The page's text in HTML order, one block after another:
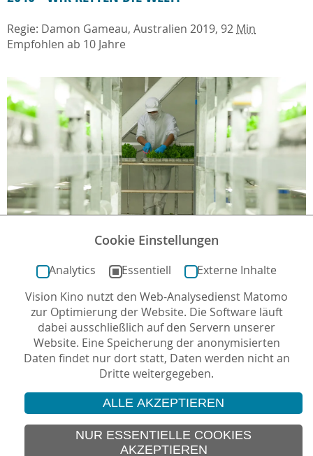
Regie: Damon Gameau, Australien 2019, 92 Min
Empfohlen ab 10 Jahre
10 MILLIARDEN - WIE WERDEN WIR ALLE SATT?
Regie: Valentin Thurn, Deutschland 2015, 107Min
Empfohlen ab 13 Jahre
© 2026 Vision Kino
IMPRESSUM
Cookie Einstellungen
Analytics Essentiell
Externe Inhalte
Vision Kino nutzt den Web-Analysedienst Matomo
zur Optimierung der Website. Die Software läuft
dabei ausschließlich auf den Servern unserer
Website. Eine Speicherung der anonymisierten
Daten findet nur dort statt, Daten werden nicht an
Dritte weitergegeben.
ALLE AKZEPTIEREN
NUR ESSENTIELLE COOKIES
AKZEPTIEREN